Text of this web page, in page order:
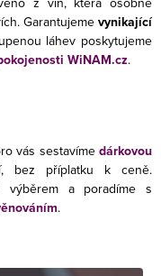
Garantujeme vynikající
láhev poskytujeme
WiNAM.cz.
vás sestavíme dárkovou
bez příplatku k ceně.
a poradíme s
.